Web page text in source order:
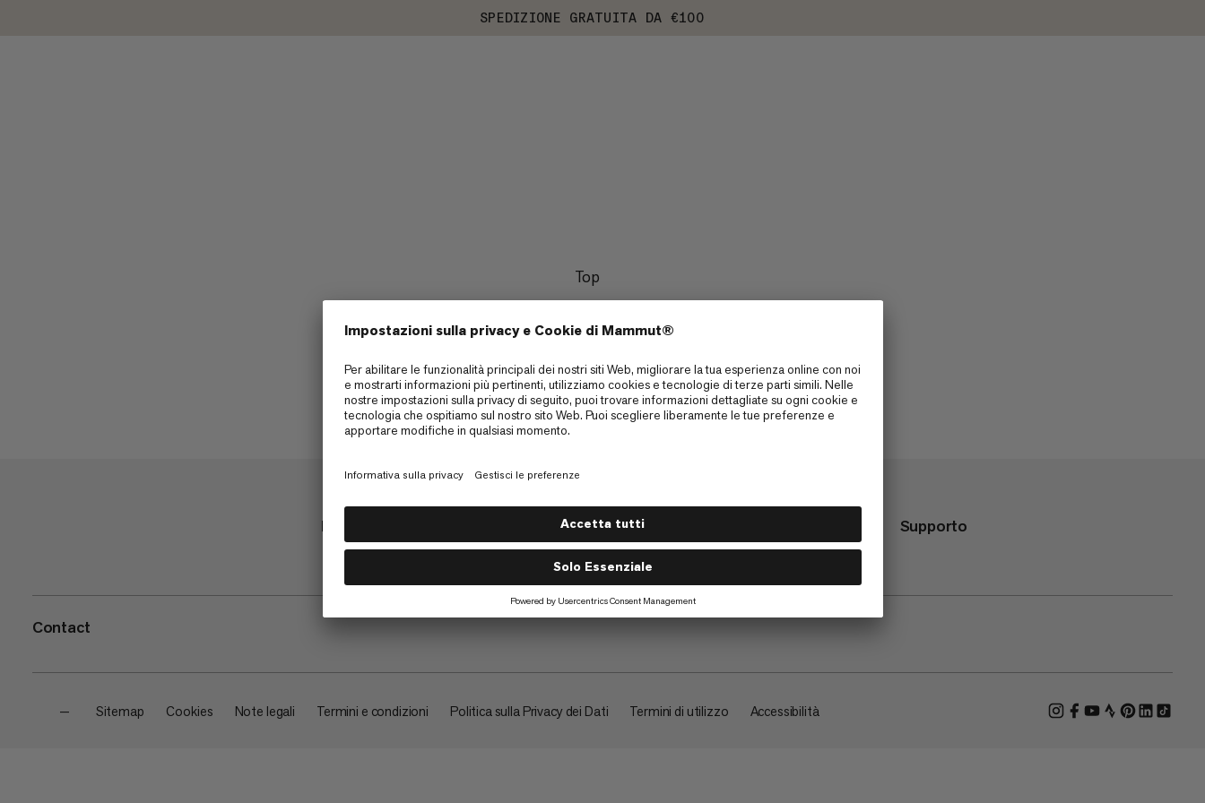
SPEDIZIONE GRATUITA DA €100
Top
Negozio Su di noi Supporto
Contact
— Sitemap Cookies Note legali Termini e condizioni Politica sulla Privacy dei Dati Termini di utilizzo Accessibilità